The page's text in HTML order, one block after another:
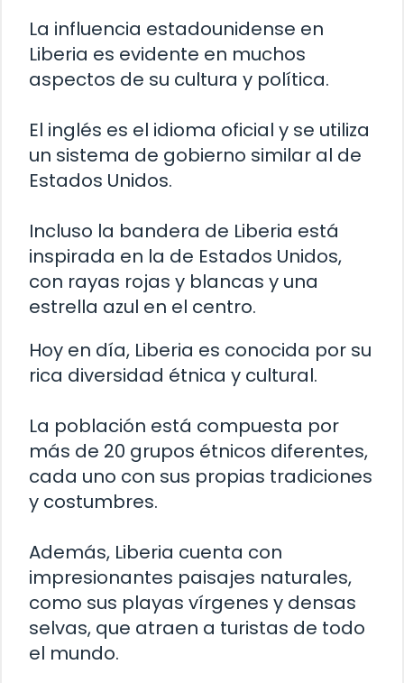
La influencia estadounidense en
Liberia es evidente en muchos
aspectos de su cultura y política.
El inglés es el idioma oficial y se utiliza
un sistema de gobierno similar al de
Estados Unidos.
Incluso la bandera de Liberia está
inspirada en la de Estados Unidos,
con rayas rojas y blancas y una
estrella azul en el centro.
Hoy en día, Liberia es conocida por su
rica diversidad étnica y cultural.
La población está compuesta por
más de 20 grupos étnicos diferentes,
cada uno con sus propias tradiciones
y costumbres.
Además, Liberia cuenta con
impresionantes paisajes naturales,
como sus playas vírgenes y densas
selvas, que atraen a turistas de todo
el mundo.